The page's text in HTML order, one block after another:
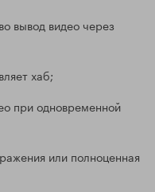
вывод видео через
хаб;
при одновременной
или полноценная